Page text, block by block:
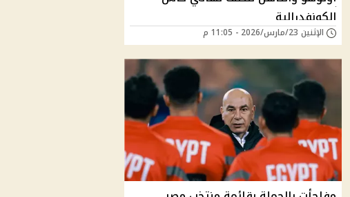
الكونفدرالية
الإثنين 23/مارس/2026 - 11:05 م